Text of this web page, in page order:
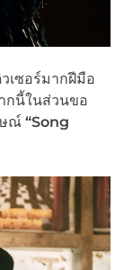
เซอร์มากฝีมือ
กนี้ในส่วนขอ
ษณ์ “Song